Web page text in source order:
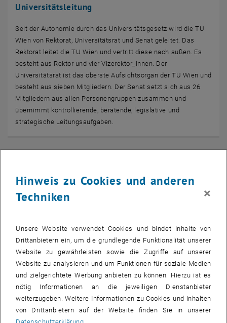
Universitätsleitung
Seit der Autonomie durch das Universitätsgesetz wird die TU
Wien von Rektorat, Universitätsrat und Senat geleitet. Das
Rektorat leitet die TU Wien und vertritt diese nach außen. Es
besteht aus Rektor und vier Vizerektor_innen. Der
Universitätsrat ist das oberste Aufsichtsorgan der TU Wien und
besteht aus sieben Mitgliedern. Der Senat setzt sich aus 26
Mitgliedern aus allen Personengruppen zusammen und
übernimmt kontrollierende, beratende, legislative und
strategische Leitungsaufgaben.
Fakultäten und Institute
Hinweis zu Cookies und anderen
Techniken
×
Unsere Website verwendet Cookies und bindet Inhalte von
Drittanbietern ein, um die grundlegende Funktionalität unserer
Website zu gewährleisten sowie die Zugriffe auf unserer
Website zu analysieren und um Funktionen für soziale Medien
und zielgerichtete Werbung anbieten zu können. Hierzu ist es
nötig Informationen an die jeweiligen Dienstanbieter
weiterzugeben. Weitere Informationen zu Cookies und Inhalten
von Drittanbietern auf der Website finden Sie in unserer